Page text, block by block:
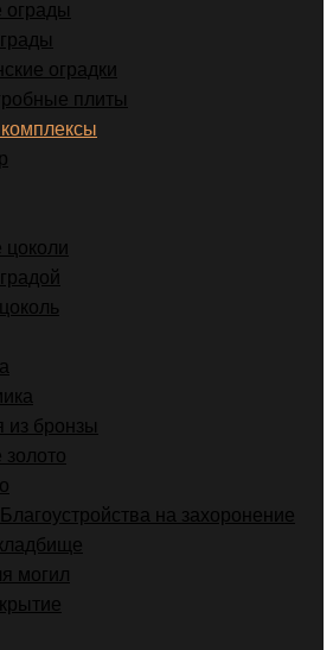
ограды
оградки
плиты
цоколи
из бронзы
на захоронение
могил